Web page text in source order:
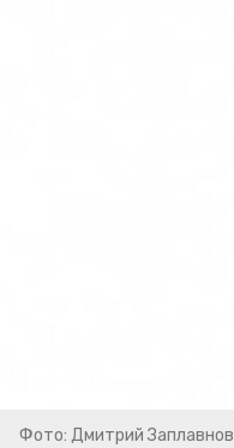
Фото: Дмитрий Заплавнов